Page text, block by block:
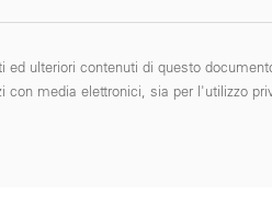
ulteriori contenuti di questo
con media elettronici, sia per l'utilizzo